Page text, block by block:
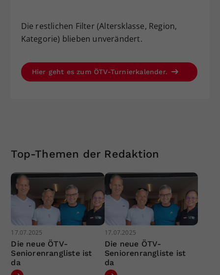
Die restlichen Filter (Altersklasse, Region,
Kategorie) blieben unverändert.
Hier geht es zum ÖTV-Turnierkalender.
Top-Themen der Redaktion
17.07.2025
Die neue ÖTV-
Seniorenrangliste ist
da
17.07.2025
Die neue ÖTV-
Seniorenrangliste ist
da